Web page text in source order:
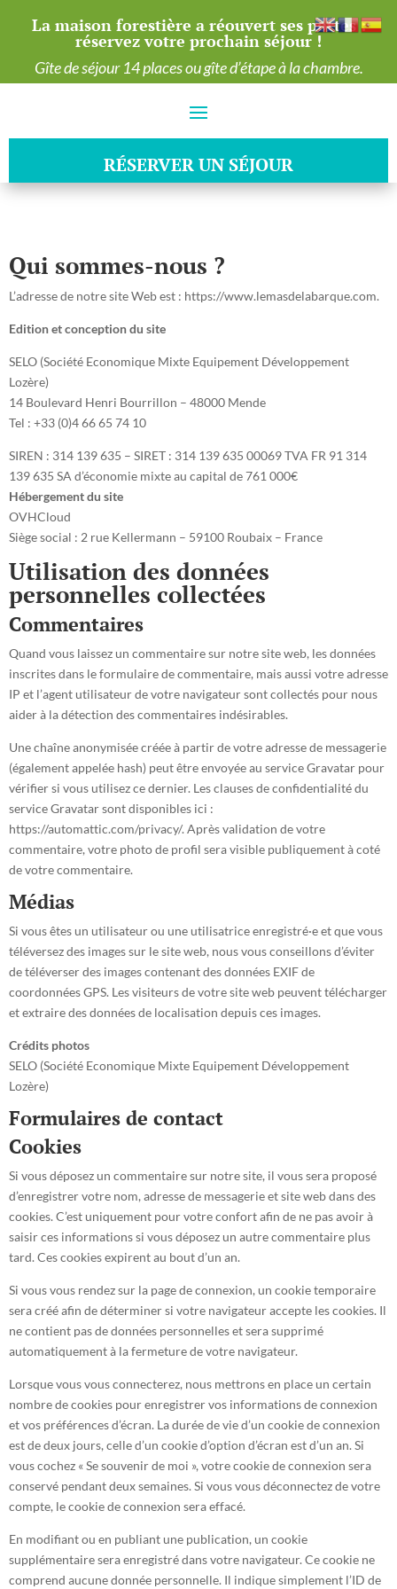
La maison forestière a réouvert ses portes :
réservez votre prochain séjour !
Gîte de séjour 14 places ou gîte d’étape à la chambre.
RÉSERVER UN SÉJOUR
RÉSERVER UN SÉJOUR
Qui sommes-nous ?
L’adresse de notre site Web est : https://www.lemasdelabarque.com.
Edition et conception du site
SELO (Société Economique Mixte Equipement Développement
Lozère)
14 Boulevard Henri Bourrillon – 48000 Mende
Tel : +33 (0)4 66 65 74 10
SIREN : 314 139 635 – SIRET : 314 139 635 00069 TVA FR 91 314
139 635 SA d’économie mixte au capital de 761 000€
Hébergement du site
OVHCloud
Siège social : 2 rue Kellermann – 59100 Roubaix – France
Utilisation des données
personnelles collectées
Commentaires
Quand vous laissez un commentaire sur notre site web, les données
inscrites dans le formulaire de commentaire, mais aussi votre adresse
IP et l’agent utilisateur de votre navigateur sont collectés pour nous
aider à la détection des commentaires indésirables.
Une chaîne anonymisée créée à partir de votre adresse de messagerie
(également appelée hash) peut être envoyée au service Gravatar pour
vérifier si vous utilisez ce dernier. Les clauses de confidentialité du
service Gravatar sont disponibles ici :
https://automattic.com/privacy/. Après validation de votre
commentaire, votre photo de profil sera visible publiquement à coté
de votre commentaire.
Médias
Si vous êtes un utilisateur ou une utilisatrice enregistré·e et que vous
téléversez des images sur le site web, nous vous conseillons d’éviter
de téléverser des images contenant des données EXIF de
coordonnées GPS. Les visiteurs de votre site web peuvent télécharger
et extraire des données de localisation depuis ces images.
Crédits photos
SELO (Société Economique Mixte Equipement Développement
Lozère)
Formulaires de contact
Cookies
Si vous déposez un commentaire sur notre site, il vous sera proposé
d’enregistrer votre nom, adresse de messagerie et site web dans des
cookies. C’est uniquement pour votre confort afin de ne pas avoir à
saisir ces informations si vous déposez un autre commentaire plus
tard. Ces cookies expirent au bout d’un an.
Si vous vous rendez sur la page de connexion, un cookie temporaire
sera créé afin de déterminer si votre navigateur accepte les cookies. Il
ne contient pas de données personnelles et sera supprimé
automatiquement à la fermeture de votre navigateur.
Lorsque vous vous connecterez, nous mettrons en place un certain
nombre de cookies pour enregistrer vos informations de connexion
et vos préférences d’écran. La durée de vie d’un cookie de connexion
est de deux jours, celle d’un cookie d’option d’écran est d’un an. Si
vous cochez « Se souvenir de moi », votre cookie de connexion sera
conservé pendant deux semaines. Si vous vous déconnectez de votre
compte, le cookie de connexion sera effacé.
En modifiant ou en publiant une publication, un cookie
supplémentaire sera enregistré dans votre navigateur. Ce cookie ne
comprend aucune donnée personnelle. Il indique simplement l’ID de